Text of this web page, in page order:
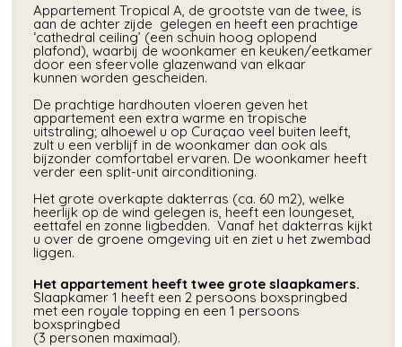
Appartement Tropical A, de grootste van de twee, is
aan de achter zijde gelegen en heeft een prachtige
‘cathedral ceiling’ (een schuin hoog oplopend
plafond), waarbij de woonkamer en keuken/eetkamer
door een sfeervolle glazenwand van elkaar
kunnen worden gescheiden.
De prachtige hardhouten vloeren geven het
appartement een extra warme en tropische
uitstraling; alhoewel u op Curaçao veel buiten leeft,
zult u een verblijf in de woonkamer dan ook als
bijzonder comfortabel ervaren. De woonkamer heeft
verder een split-unit airconditioning.
Het grote overkapte dakterras (ca. 60 m2), welke
heerlijk op de wind gelegen is, heeft een loungeset,
eettafel en zonne ligbedden. Vanaf het dakterras kijkt
u over de groene omgeving uit en ziet u het zwembad
liggen.
Het appartement heeft twee grote slaapkamers.
Slaapkamer 1 heeft een 2 persoons boxspringbed
met een royale topping en een 1 persoons
boxspringbed
(3 personen maximaal).